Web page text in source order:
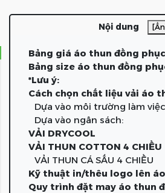
Nội dung
Bảng giá áo thun đồng
Bảng size áo thun đồng
*Lưu ý:
Cách chọn chất liệu vải áo
Dựa vào môi trường làm
Dựa vào ngân sách:
VẢI DRYCOOL
VẢI THUN COTTON 4 CHIỀU
VẢI THUN CÁ SẤU 4 CHIỀU
Kỹ thuật in/thêu logo lên
Quy trình đặt may áo thun